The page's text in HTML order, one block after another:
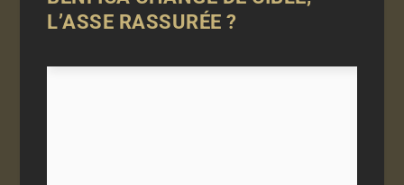
L’ASSE RASSURÉE ?